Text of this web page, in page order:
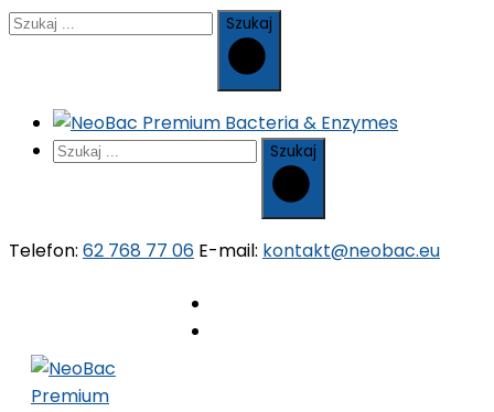
Szukaj
Szukaj
Telefon: 62 768 77 06 E-mail: kontakt@neobac.eu